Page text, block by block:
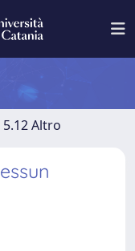
5.12 Altro